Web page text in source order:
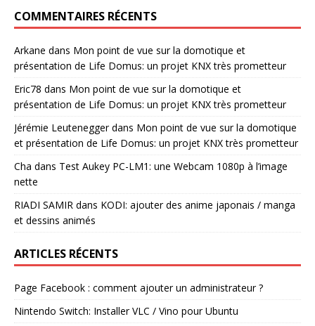
COMMENTAIRES RÉCENTS
Arkane dans Mon point de vue sur la domotique et
présentation de Life Domus: un projet KNX très prometteur
Eric78 dans Mon point de vue sur la domotique et
présentation de Life Domus: un projet KNX très prometteur
Jérémie Leuteneggerdans Mon point de vue sur la domotique
et présentation de Life Domus: un projet KNX très prometteur
Cha dans Test Aukey PC-LM1: une Webcam 1080p à l’image
nette
RIADI SAMIR dans KODI: ajouter des anime japonais / manga
et dessins animés
ARTICLES RÉCENTS
Page Facebook : comment ajouter un administrateur ?
Nintendo Switch: Installer VLC / Vino pour Ubuntu